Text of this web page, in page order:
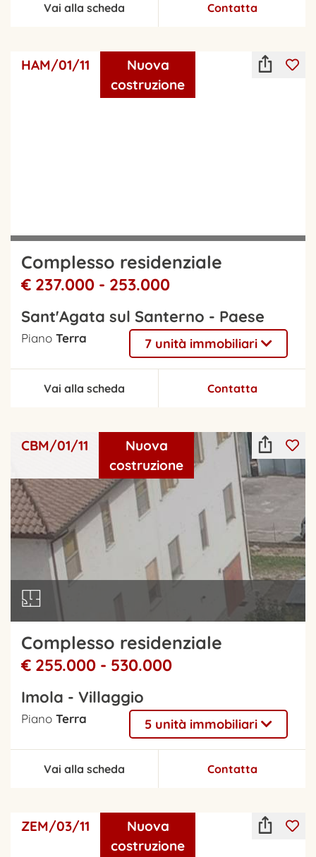
Vai alla scheda Contatta
HAM/01/11
Nuova
costruzione
Complesso residenziale
€ 237.000 - 253.000
Sant'Agata sul Santerno - Paese
Piano Terra 7 unità immobiliari
Vai alla scheda Contatta
CBM/01/11
Nuova
costruzione
Complesso residenziale
€ 255.000 - 530.000
Imola - Villaggio
Piano Terra 5 unità immobiliari
Vai alla scheda Contatta
ZEM/03/11
Nuova
costruzione